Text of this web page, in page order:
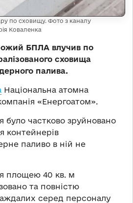
по сховищу. Фото з каналу
Коваленка
БПЛА влучив по
сховища
палива.
Національна атомна
«Енергоатом».
було частково зруйновано
контейнерів
паливо в ній не
площею 40 кв. м
та повністю
серед персоналу